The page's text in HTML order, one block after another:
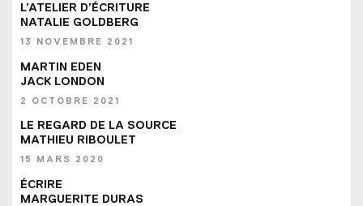
L’ATELIER D’ÉCRITURE
NATALIE GOLDBERG
13 NOVEMBRE 2021
MARTIN EDEN
JACK LONDON
2 OCTOBRE 2021
LE REGARD DE LA SOURCE
MATHIEU RIBOULET
15 MARS 2020
ÉCRIRE
MARGUERITE DURAS